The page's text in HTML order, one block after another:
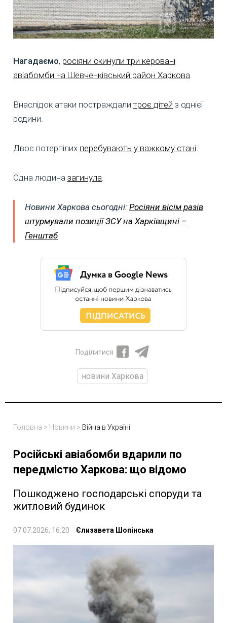
Нагадаємо, росіяни скинули три керовані
авіабомби на Шевченківський район Харкова.
Внаслідок атаки постраждалитроє дітей з однієї
родини.
Двоє потерпілих перебувають у важкому стані.
Одна людина загинула.
Новини Харкова сьогодні: Росіяни вісім разів
штурмували позиції ЗСУ на Харківщині –
Генштаб
Поділитися
новини Харкова
Головна > Новини > Війна в Україні
Російські авіабомби вдарили по
передмістю Харкова: що відомо
Пошкоджено господарські споруди та
житловий будинок
07.07.2026, 16:20 Єлизавета Шопінська